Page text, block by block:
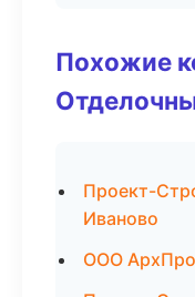
Похожие
Проект-
Иваново
ООО